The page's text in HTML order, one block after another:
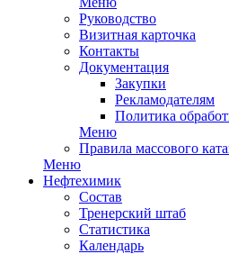
Руководство
Визитная карточка
Контакты
Документация
Закупки
Рекламодателям
Политика
Меню
Правила массового
Меню
Нефтехимик
Состав
Тренерский штаб
Статистика
Календарь